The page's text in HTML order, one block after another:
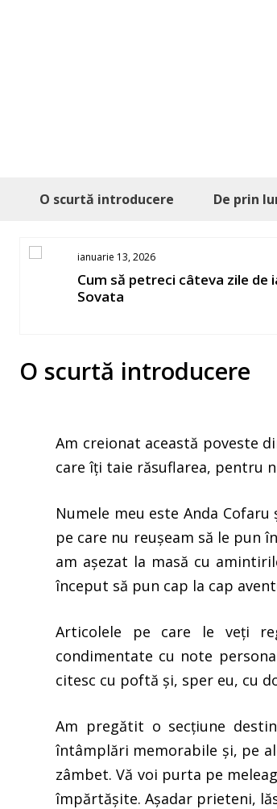
O scurtă introducere De prin
ianuarie 13, 2026
Cum să petreci câteva zile de
Sovata
O scurtă introducere
Am creionat această poveste
care îți taie răsuflarea, pentru
Numele meu este Anda
pe care nu reușeam să le pun
am așezat la masă cu
început să pun cap la cap
Articolele pe care le veți
condimentate cu note
citesc cu poftă și, sper eu, cu
Am pregătit o secțiune
întâmplări memorabile și, pe
zâmbet. Vă voi purta pe
împărtășite. Așadar prieteni,